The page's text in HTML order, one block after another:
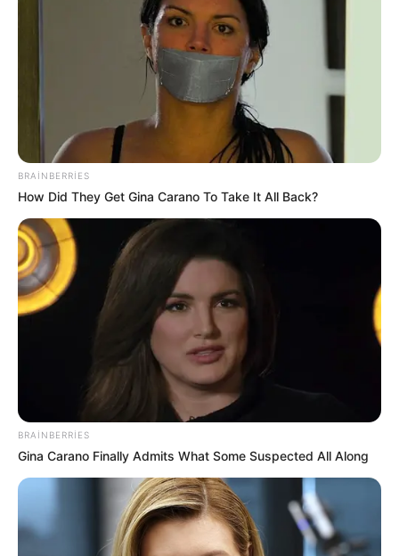
19:59 / 06 Avqust 2026
Bu məktəblər üzrə vakansiya seçimi
başlayır
1 0 0
CƏMİYYƏT
Nazirlik küləklə bağlı XƏBƏRDARLIQ
Dənizə GİRMƏYİN
BRAINBERRIES
How Did They Get Gina Carano To Take It All Back?
BRAINBERRIES
Gina Carano Finally Admits What Some Suspected All Along